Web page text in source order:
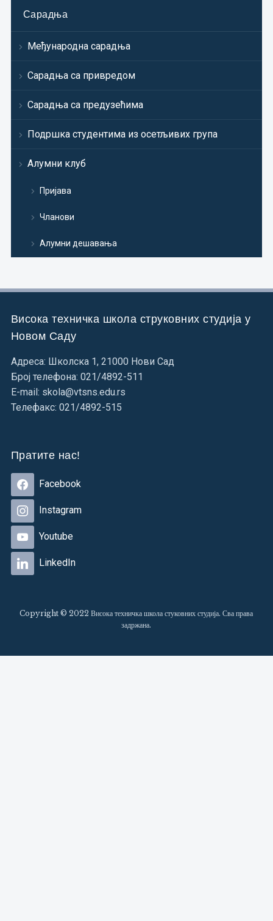
Сарадња
Међународна сарадња
Сарадња са привредом
Сарадња са предузећима
Подршка студентима из осетљивих група
Алумни клуб
Пријава
Чланови
Алумни дешавања
Висока техничка школа струковних студија у
Новом Саду
Адреса: Школска 1, 21000 Нови Сад
Број телефона: 021/4892-511
E-mail: skola@vtsns.edu.rs
Телефакс: 021/4892-515
Пратите нас!
Facebook
Instagram
Youtube
LinkedIn
Copyright © 2022 Висока техничка школа стуковних студија. Сва права
задржана.